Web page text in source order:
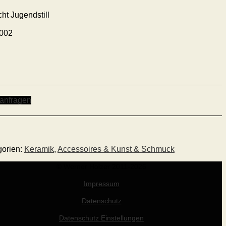
Jugendstill
Keramik, Accessoires & Kunst & Schmuck
Impressum
Datenschutz
Datenschutz Einstellungen